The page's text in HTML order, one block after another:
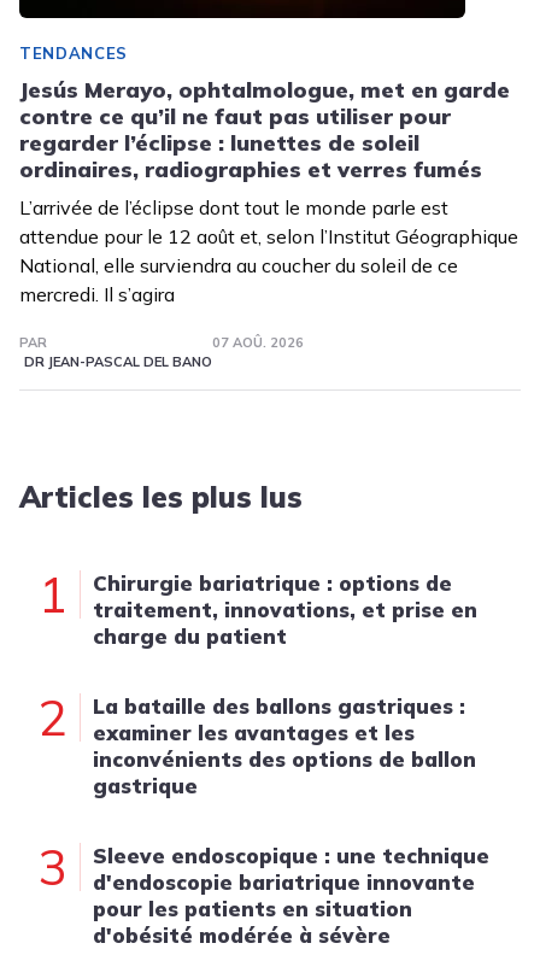
TENDANCES
Jesús Merayo, ophtalmologue, met en garde
contre ce qu’il ne faut pas utiliser pour
regarder l’éclipse : lunettes de soleil
ordinaires, radiographies et verres fumés
L’arrivée de l’éclipse dont tout le monde parle est
attendue pour le 12 août et, selon l’Institut Géographique
National, elle surviendra au coucher du soleil de ce
mercredi. Il s’agira
PAR
DR JEAN-PASCAL DEL BANO
07 AOÛ. 2026
Articles les plus lus
1
Chirurgie bariatrique : options de
traitement, innovations, et prise en
charge du patient
2
La bataille des ballons gastriques :
examiner les avantages et les
inconvénients des options de ballon
gastrique
3
Sleeve endoscopique : une technique
d'endoscopie bariatrique innovante
pour les patients en situation
d'obésité modérée à sévère